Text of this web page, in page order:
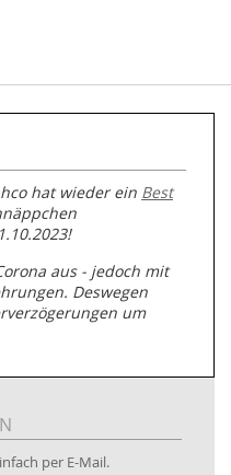
hat wieder ein Best
aus - jedoch mit
Deswegen
um
zu unserer
Kabeltrommeln
per E-Mail.